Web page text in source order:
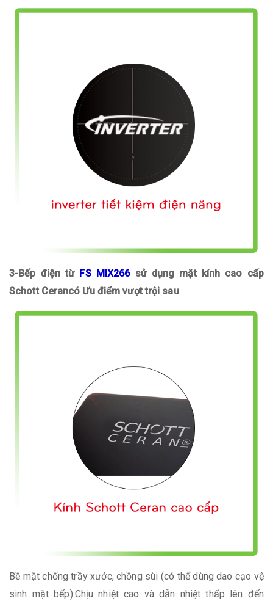
3-Bếp điện từ FS MIX266sử dụng mặt kính cao cấp
Schott Cerancó Ưu điểm vượt trội sau
Bề mặt chống trầy xước, chồng sùi (có thể dùng dao cạo vệ
sinh mặt bếp).Chịu nhiệt cao và dẫn nhiệt thấp lên đến